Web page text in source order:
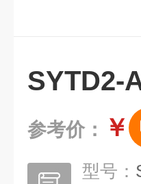
SYTD2-
参考价： ￥
型号：